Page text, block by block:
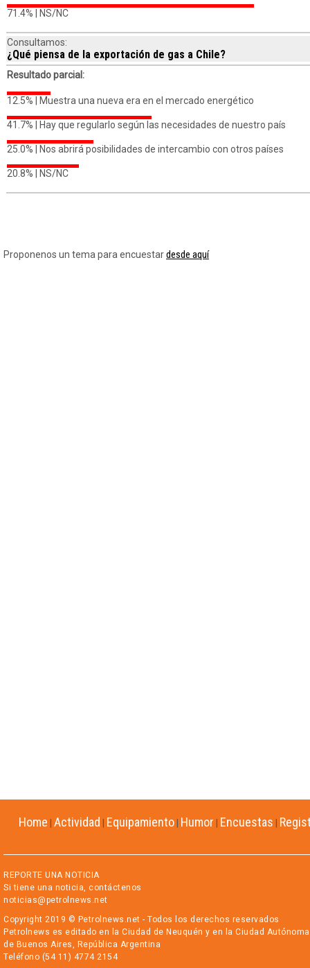
71.4% | NS/NC
Consultamos:
¿Qué piensa de la exportación de gas a Chile?
Resultado parcial:
12.5% | Muestra una nueva era en el mercado energético
41.7% | Hay que regularlo según las necesidades de nuestro país
25.0% | Nos abrirá posibilidades de intercambio con otros países
20.8% | NS/NC
Proponenos un tema para encuestardesde aquí
Home Actividad Equipamiento Humor Encuestas
REPORTE UNA NOTICIA
Si tiene una noticia, contáctenos
noticias@petrolnews.net
Copyright 2019 © Petrolnews.net - Todos los derechos reservados
Petrolnews es editado en la Ciudad de Neuquén y en la Ciudad Autónoma
de Buenos Aires, República Argentina
Teléfono (54 11) 4774 2154